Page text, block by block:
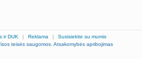
ir DUK | Reklama |
Susisiekite su mumis
teisės saugomos. Atsakomybės apribojimas